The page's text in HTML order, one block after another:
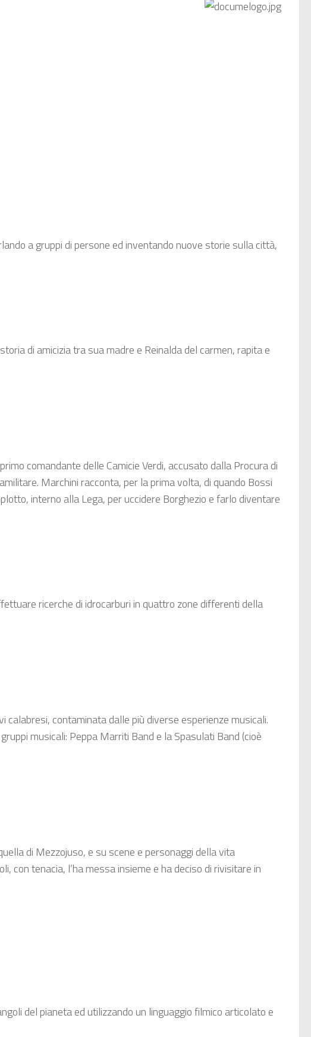
a gruppi di persone ed inventando nuove storie sulla città,
di amicizia tra sua madre e Reinalda del carmen, rapita e
comandante delle Camicie Verdi, accusato dalla Procura di
Marchini racconta, per la prima volta, di quando Bossi
interno alla Lega, per uccidere Borghezio e farlo diventare
ricerche di idrocarburi in quattro zone differenti della
calabresi, contaminata dalle più diverse esperienze musicali.
musicali: Peppa Marriti Band e la Spasulati Band (cioè
di Mezzojuso, e su scene e personaggi della vita
con tenacia, l’ha messa insieme e ha deciso di rivisitare in
del pianeta ed utilizzando un linguaggio filmico articolato e